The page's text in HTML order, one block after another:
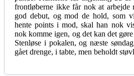
frontløberne ikke får nok at arbejde
god debut, og mod de hold, som
hente points i mod, skal han nok
nok komme igen, og det kan det
Stenløse i pokalen, og næste
gået drenge, i tabte, men beholdt